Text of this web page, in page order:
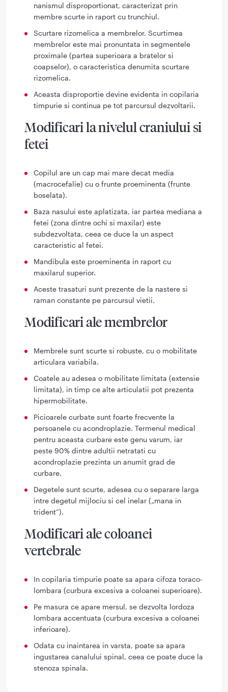
nanismul disproportionat, caracterizat prin
membre scurte in raport cu trunchiul.
Scurtare rizomelica a membrelor. Scurtimea
membrelor este mai pronuntata in segmentele
proximale (partea superioara a bratelor si
coapselor), o caracteristica denumita scurtare
rizomelica.
Aceasta disproportie devine evidenta in copilaria
timpurie si continua pe tot parcursul dezvoltarii.
Modificari la nivelul craniului si
fetei
Copilul are un cap mai mare decat media
(macrocefalie) cu o frunte proeminenta (frunte
boselata).
Baza nasului este aplatizata, iar partea mediana a
fetei (zona dintre ochi si maxilar) este
subdezvoltata, ceea ce duce la un aspect
caracteristic al fetei.
Mandibula este proeminenta in raport cu
maxilarul superior.
Aceste trasaturi sunt prezente de la nastere si
raman constante pe parcursul vietii.
Modificari ale membrelor
Membrele sunt scurte si robuste, cu o mobilitate
articulara variabila.
Coatele au adesea o mobilitate limitata (extensie
limitata), in timp ce alte articulatii pot prezenta
hipermobilitate.
Picioarele curbate sunt foarte frecvente la
persoanele cu acondroplazie. Termenul medical
pentru aceasta curbare este genu varum, iar
peste 90% dintre adultii netratati cu
acondroplazie prezinta un anumit grad de
curbare.
Degetele sunt scurte, adesea cu o separare larga
intre degetul mijlociu si cel inelar („mana in
trident”).
Modificari ale coloanei
vertebrale
In copilaria timpurie poate sa apara cifoza toraco-
lombara (curbura excesiva a coloanei superioare).
Pe masura ce apare mersul, se dezvolta lordoza
lombara accentuata (curbura excesiva a coloanei
inferioare).
Odata cu inaintarea in varsta, poate sa apara
ingustarea canalului spinal, ceea ce poate duce la
stenoza spinala.